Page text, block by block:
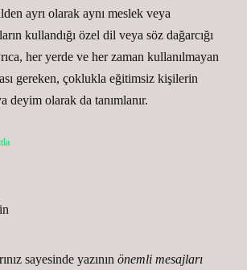
ayrı olarak aynı meslek veya
kullandığı özel dil veya söz dağarcığı
her yerde ve her zaman kullanılmayan
gereken, çoklukla eğitimsiz kişilerin
deyim olarak da tanımlanır.
sayesinde yazının önemli mesajları